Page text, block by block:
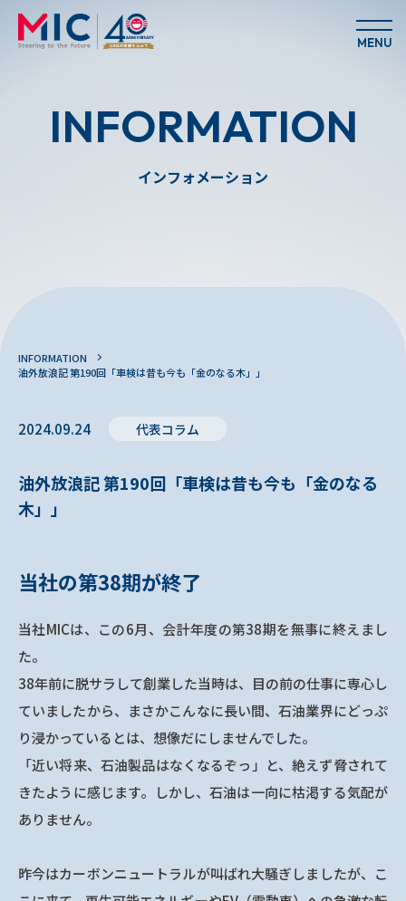
MENU
インフォメーション
INFORMATION
INFORMATION
油外放浪記 第190回「車検は昔も今も「金のなる木」」
2024.09.24 代表コラム
油外放浪記 第190回「車検は昔も今も「金のなる
木」」
当社の第38期が終了
当社MICは、この6月、会計年度の第38期を無事に終えまし
た。
38年前に脱サラして創業した当時は、目の前の仕事に専心し
ていましたから、まさかこんなに長い間、石油業界にどっぷ
り浸かっているとは、想像だにしませんでした。
「近い将来、石油製品はなくなるぞっ」と、絶えず脅されて
きたように感じます。しかし、石油は一向に枯渇する気配が
ありません。
昨今はカーボンニュートラルが叫ばれ大騒ぎしましたが、こ